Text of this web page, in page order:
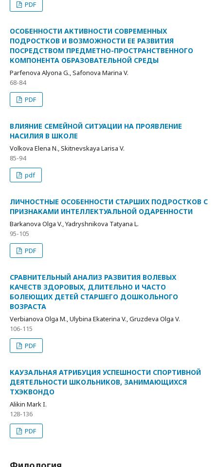
PDF
ОСОБЕННОСТИ АКТИВНОСТИ СОВРЕМЕННЫХ
ПОДРОСТКОВ И ВОЗМОЖНОСТИ ЕЕ РАЗВИТИЯ
ПОСРЕДСТВОМ ПРЕДМЕТНО-ПРОСТРАНСТВЕННОГО
КОМПОНЕНТА ОБРАЗОВАТЕЛЬНОЙ СРЕДЫ
Parfenova Alyona G., Safonova Marina V.
68-84
PDF
ВЛИЯНИЕ СЕМЕЙНОЙ СИТУАЦИИ НА ПРОЯВЛЕНИЕ
НАСИЛИЯ В ШКОЛЕ
Volkova Elena N., Skitnevskaya Larisa V.
85-94
pdf
ЛИЧНОСТНЫЕ ОСОБЕННОСТИ СТАРШИХ ПОДРОСТКОВ С
ПРИЗНАКАМИ ИНТЕЛЛЕКТУАЛЬНОЙ ОДАРЕННОСТИ
Barkanova Olga V., Yadryshnikova Tatyana L.
95-105
PDF
СРАВНИТЕЛЬНЫЙ АНАЛИЗ РАЗВИТИЯ ВОЛЕВЫХ
КАЧЕСТВ ЗДОРОВЫХ, ДЛИТЕЛЬНО И ЧАСТО
БОЛЕЮЩИХ ДЕТЕЙ СТАРШЕГО ДОШКОЛЬНОГО
ВОЗРАСТА
Verbianova Olga M., Ulybina Ekaterina V., Gruzdeva Olga V.
106-115
PDF
КАУЗАЛЬНАЯ АТРИБУЦИЯ УСПЕШНОСТИ СПОРТИВНОЙ
ДЕЯТЕЛЬНОСТИ ШКОЛЬНИКОВ, ЗАНИМАЮЩИХСЯ
ТХЭКВОНДО
Alikin Mark I.
128-136
PDF